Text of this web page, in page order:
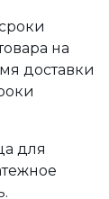
на
доставки
для